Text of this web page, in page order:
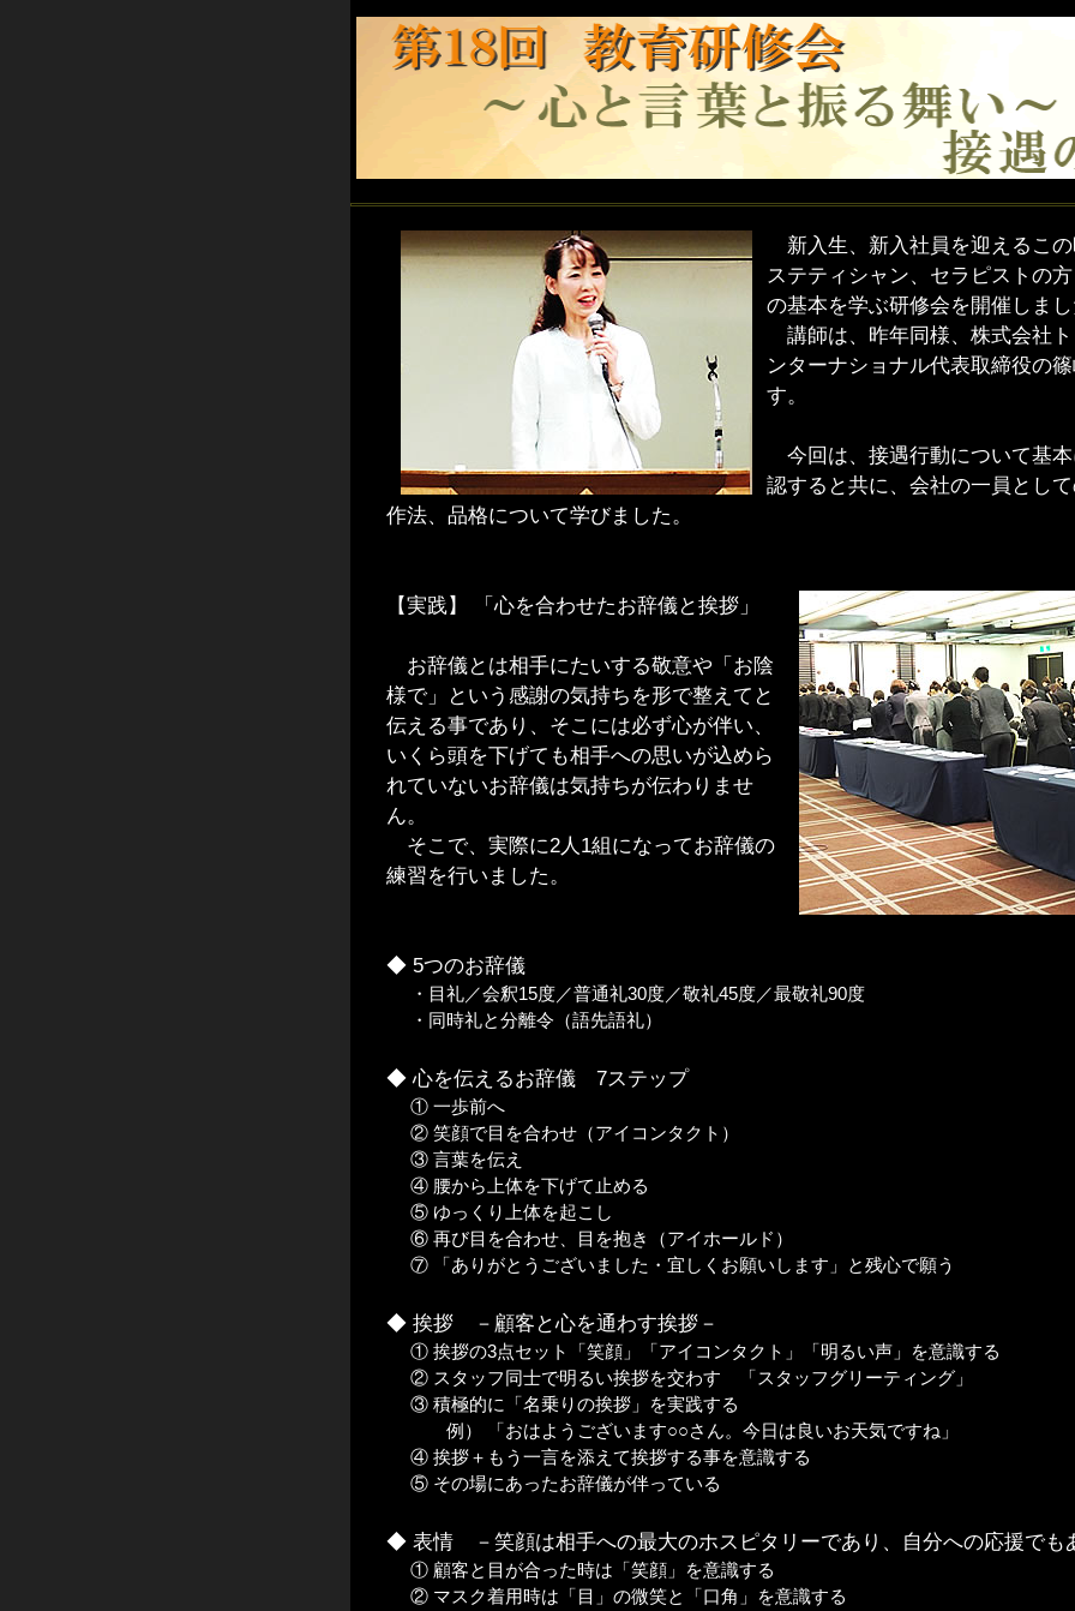
新入生、新入社員を迎えるこ
ステティシャン、セラピストの
の基本を学ぶ研修会を開催しま
講師は、昨年同様、株式会社
ンターナショナル代表取締役の
す。
今回は、接遇行動について基
認すると共に、会社の一員とし
作法、品格について学びました。
【実践】 「心を合わせたお辞儀と挨拶」
お辞儀とは相手にたいする敬意や「お陰
様で」という感謝の気持ちを形で整えてと
伝える事であり、そこには必ず心が伴い、
いくら頭を下げても相手への思いが込めら
れていないお辞儀は気持ちが伝わりませ
ん。
そこで、実際に2人1組になってお辞儀の
練習を行いました。
◆ 5つのお辞儀
・目礼／会釈15度／普通礼30度／敬礼45度／最敬礼90度
・同時礼と分離令（語先語礼）
◆ 心を伝えるお辞儀 7ステップ
① 一歩前へ
② 笑顔で目を合わせ（アイコンタクト）
③ 言葉を伝え
④ 腰から上体を下げて止める
⑤ ゆっくり上体を起こし
⑥ 再び目を合わせ、目を抱き（アイホールド）
⑦ 「ありがとうございました・宜しくお願いします」と残心で願う
◆ 挨拶 －顧客と心を通わす挨拶－
① 挨拶の3点セット「笑顔」「アイコンタクト」「明るい声」を意識する
② スタッフ同士で明るい挨拶を交わす 「スタッフグリーティング」
③ 積極的に「名乗りの挨拶」を実践する
例） 「おはようございます○○さん。今日は良いお天気ですね」
④ 挨拶＋もう一言を添えて挨拶する事を意識する
⑤ その場にあったお辞儀が伴っている
◆ 表情 －笑顔は相手への最大のホスピタリーであり、自分への応援でも
① 顧客と目が合った時は「笑顔」を意識する
② マスク着用時は「目」の微笑と「口角」を意識する